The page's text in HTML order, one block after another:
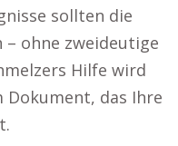
sollten die
ohne zweideutige
Hilfe wird
Dokument, das Ihre